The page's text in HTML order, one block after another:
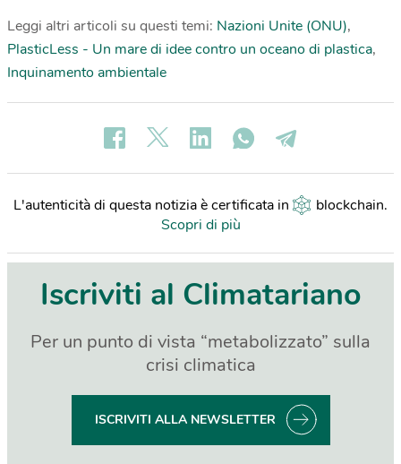
Leggi altri articoli su questi temi: Nazioni Unite (ONU),
PlasticLess - Un mare di idee contro un oceano di plastica,
Inquinamento ambientale
L'autenticità di questa notizia è certificata in blockchain.
Scopri di più
Iscriviti al Climatariano
Per un punto di vista “metabolizzato” sulla
crisi climatica
ISCRIVITI ALLA NEWSLETTER